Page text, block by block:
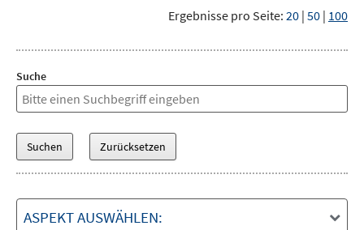
Ergebnisse pro Seite: 20 | 50 | 100
Suche
ASPEKT AUSWÄHLEN: